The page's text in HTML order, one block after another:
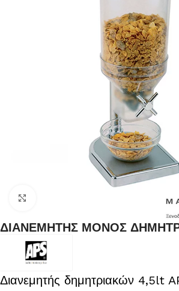
ΔΙΑΝΕΜΗΤΗΣ ΜΟΝΟΣ
Διανεμητής δημητριακών 4,5lt